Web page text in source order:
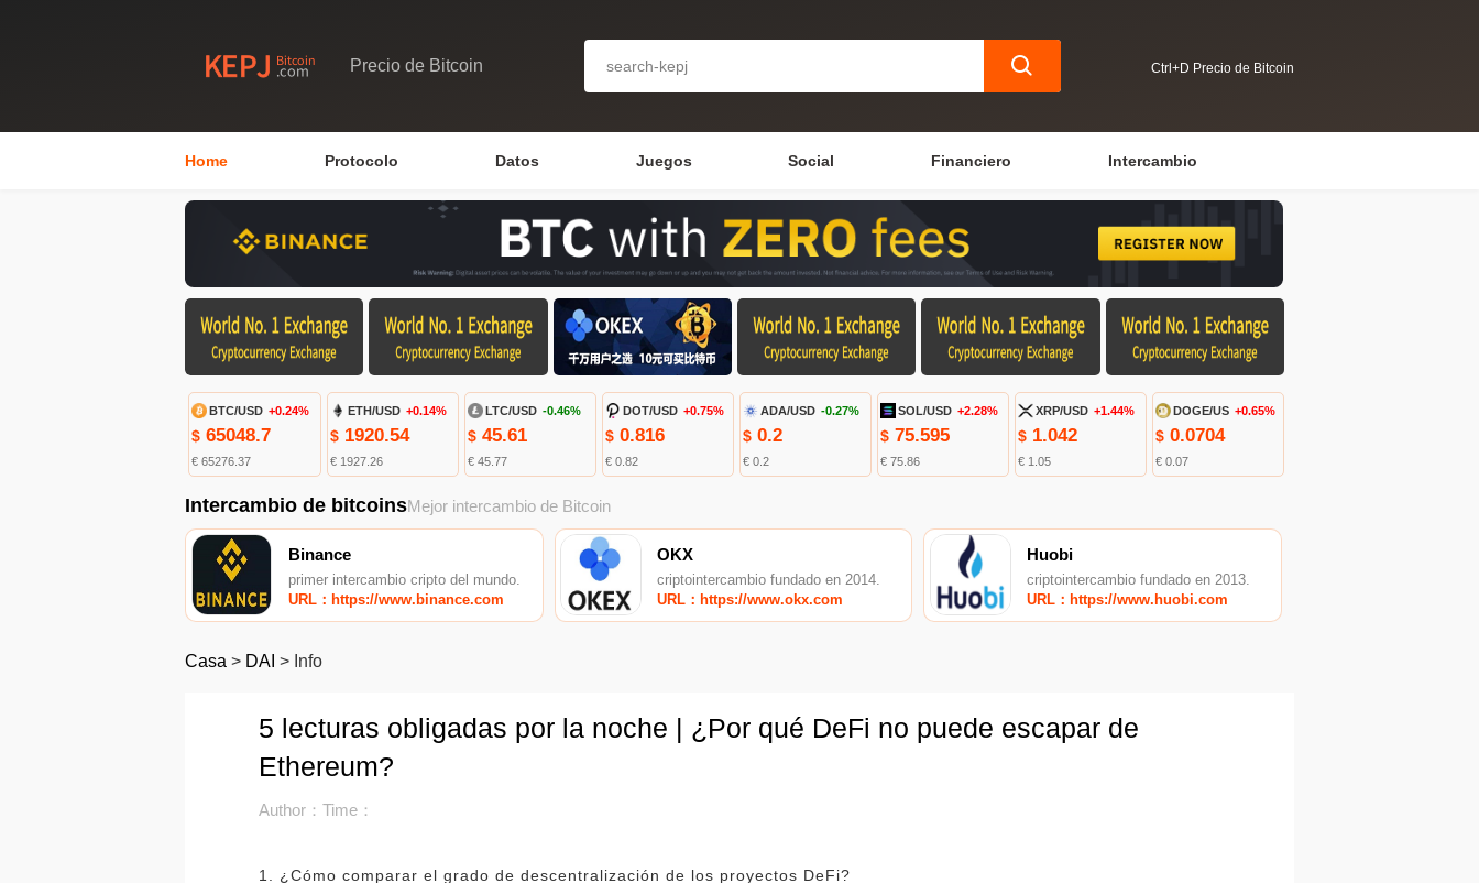
Precio de Bitcoin Ctrl+D Precio de Bitcoin
Home Protocolo Datos Juegos Social Financiero Intercambio
BTC/USD +0.24%
$ 65048.7
€ 65276.37
ETH/USD +0.14%
$1920.54
€ 1927.26
LTC/USD -0.46%
$45.61
€ 45.77
DOT/USD +0.75%
$0.816
€ 0.82
ADA/USD -0.27%
$0.2
€ 0.2
SOL/USD +2.28%
$ 75.595
€ 75.86
XRP/USD +1.44%
$ 1.042
€ 1.05
DOGE/US +0.65%
$ 0.0704
€ 0.07
Intercambio de bitcoinsMejor intercambio de Bitcoin
Binance
primer intercambio cripto del mundo.
URL：https://www.binance.com
OKX
criptointercambio fundado en 2014.
URL：https://www.okx.com
Huobi
criptointercambio fundado en 2013.
URL：https://www.huobi.com
Casa > DAI > Info
5 lecturas obligadas por la noche | ¿Por qué DeFi no puede escapar de
Ethereum?
Author：Time：
1. ¿Cómo comparar el grado de descentralización de los proyectos DeFi?